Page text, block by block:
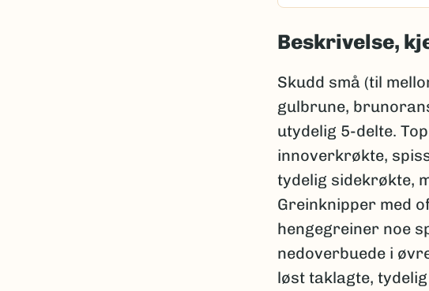
Beskrivelse,
Skudd små (til
gulbrune,
utydelig 5-delte.
innoverkrøkte,
tydelig sidekrøkte,
Greinknipper med
hengegreiner noe
nedoverbuede i
løst taklagte,